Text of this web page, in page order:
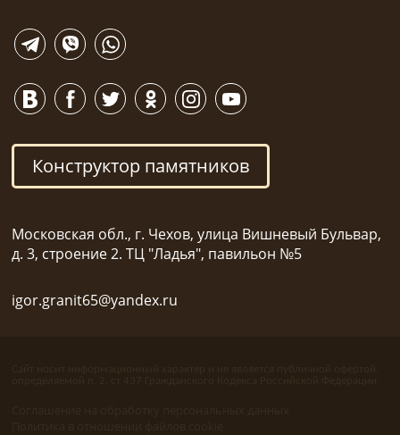
Конструктор памятников
Московская обл., г. Чехов, улица Вишневый Бульвар,
д. 3, строение 2. ТЦ "Ладья", павильон №5
igor.granit65@yandex.ru